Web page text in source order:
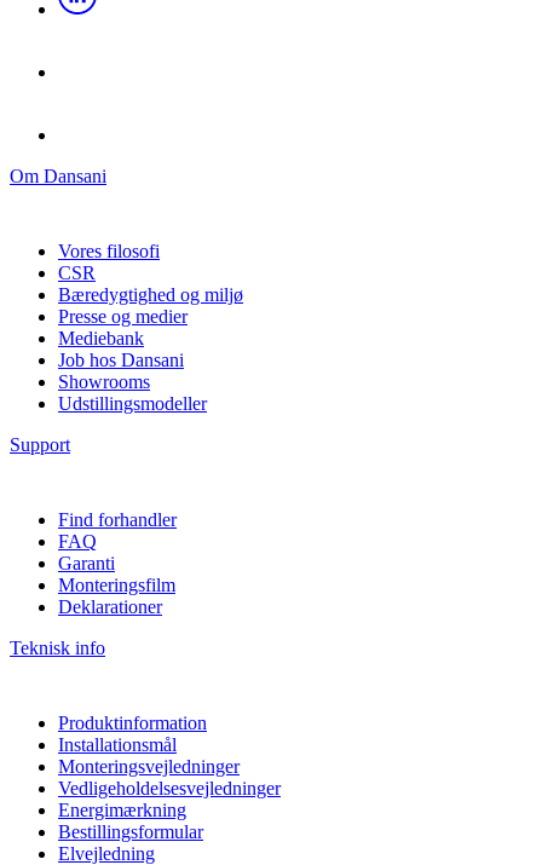
Om Dansani
Vores filosofi
CSR
Bæredygtighed og miljø
Presse og medier
Mediebank
Job hos Dansani
Showrooms
Udstillingsmodeller
Support
Find forhandler
FAQ
Garanti
Monteringsfilm
Deklarationer
Teknisk info
Produktinformation
Installationsmål
Monteringsvejledninger
Vedligeholdelsesvejledninger
Energimærkning
Bestillingsformular
Elvejledning